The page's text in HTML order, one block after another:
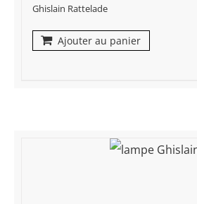
Ghislain Rattelade
Ajouter au panier